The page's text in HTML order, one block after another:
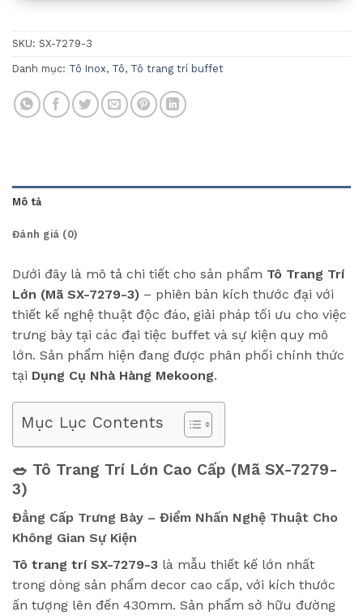
SKU: SX-7279-3
Danh mục: Tô Inox, Tô, Tô trang trí buffet
Mô tả
Đánh giá (0)
Dưới đây là mô tả chi tiết cho sản phẩm Tô Trang Trí
Lớn (Mã SX-7279-3) – phiên bản kích thước đại với
thiết kế nghệ thuật độc đáo, giải pháp tối ưu cho việc
trưng bày tại các đại tiệc buffet và sự kiện quy mô
lớn. Sản phẩm hiện đang được phân phối chính thức
tại Dụng Cụ Nhà Hàng Mekoong.
Mục Lục Contents
🥗 Tô Trang Trí Lớn Cao Cấp (Mã SX-7279-
3)
Đẳng Cấp Trưng Bày – Điểm Nhấn Nghệ Thuật Cho
Không Gian Sự Kiện
Tô trang trí SX-7279-3 là mẫu thiết kế lớn nhất
trong dòng sản phẩm decor cao cấp, với kích thước
ấn tượng lên đến 430mm. Sản phẩm sở hữu đường